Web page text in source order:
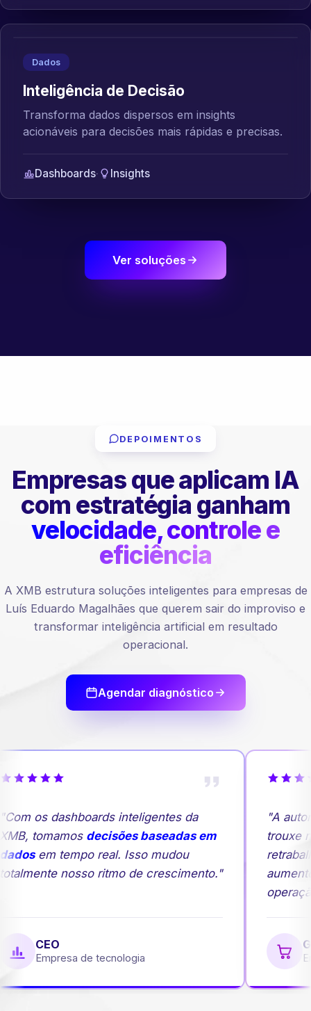
Dados
Inteligência de Decisão
Transforma dados dispersos em insights
acionáveis para decisões mais rápidas e precisas.
Dashboards· Insights
Ver soluções
DEPOIMENTOS
Empresas que aplicam IA
com estratégia ganham
velocidade, controle e
eficiência
A XMB estrutura soluções inteligentes para empresas de
Luís Eduardo Magalhães que querem sair do improviso e
transformar inteligência artificial em resultado
operacional.
Agendar diagnóstico
os dashboards inteligentes da
tomamosdecisões baseadas em
em tempo real. Isso mudou
nosso ritmo de crescimento."
CEO
Empresa de tecnologia
"A
trouxe